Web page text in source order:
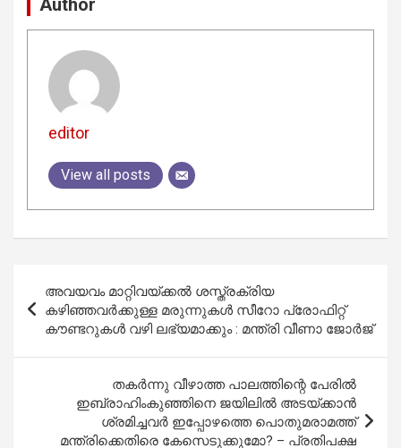
editor
View all posts
navigation
അവയവം മാറ്റിവയ്ക്കല്‍ ശസ്ത്രക്രിയ
കഴിഞ്ഞവര്‍ക്കുള്ള മരുന്നുകള്‍ സീറോ പ്രോഫിറ്റ്
കൗണ്ടറുകള്‍ വഴി ലഭ്യമാക്കും : മന്ത്രി വീണാ ജോര്‍ജ്
തകര്‍ന്നു വീഴാത്ത പാലത്തിന്റെ പേരില്‍
ഇബ്രാഹിംകുഞ്ഞിനെ ജയിലില്‍ അടയ്ക്കാന്‍
ശ്രമിച്ചവര്‍ ഇപ്പോഴത്തെ പൊതുമരാമത്ത്
മന്ത്രിക്കെതിരെ കേസെടുക്കുമോ? – പ്രതിപക്ഷ